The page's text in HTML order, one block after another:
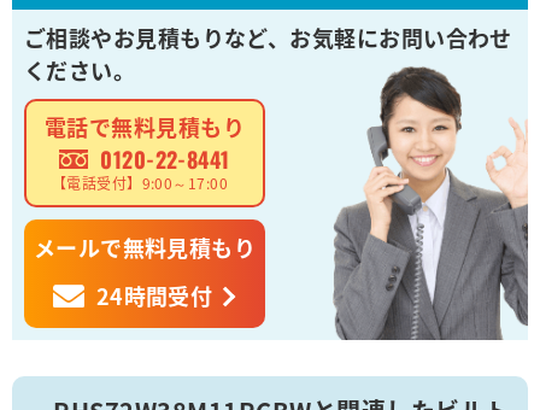
ご相談やお見積もりなど、 お気軽にお問い合わせ
ください。
電話で無料見積もり
0120-22-8441
【電話受付】9:00～17:00
メールで無料見積もり
24時間受付